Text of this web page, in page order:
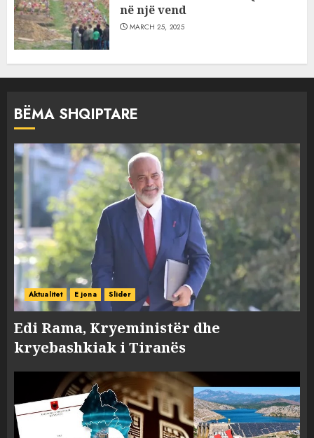
në një vend
MARCH 25, 2025
BËMA SHQIPTARE
Aktualitet E jona Slider
Edi Rama, Kryeministër dhe
kryebashkiak i Tiranës